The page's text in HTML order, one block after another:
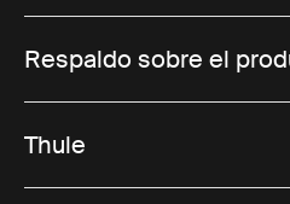
Respaldo sobre el
Thule